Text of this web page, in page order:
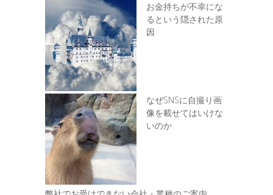
お金持ちが不幸にな
るという隠された原
因
なぜSNSに自撮り画
像を載せてはいけな
いのか